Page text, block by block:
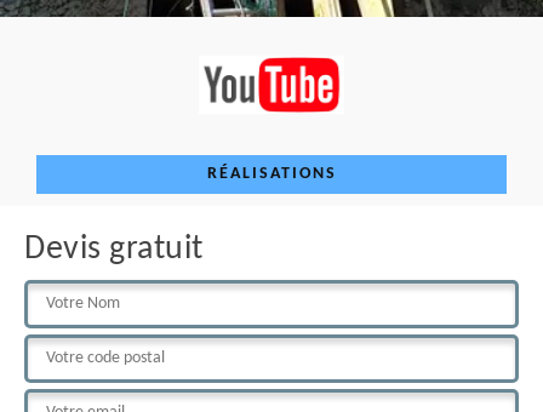
RÉALISATIONS
Devis gratuit